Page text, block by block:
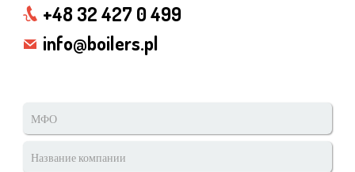
+48 32 427 0 499
info@boilers.pl
компании